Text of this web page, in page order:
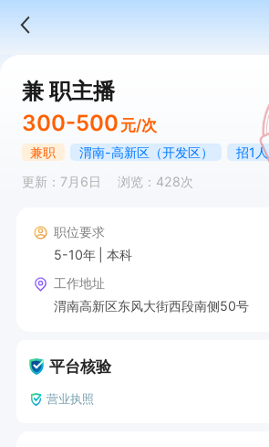
兼 职主播
300-500 元/次
兼职 渭南-高新区（开发区）
招1人
更新：7月6日
浏览：428次
职位要求
5-10年
本科
工作地址
渭南高新区东风大街西段南侧50号
平台核验
营业执照